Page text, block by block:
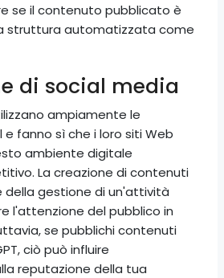
se il contenuto pubblicato è
struttura automatizzata come
di social media
ampiamente le
fanno sì che i loro siti Web
ambiente digitale
La creazione di contenuti
gestione di un'attività
l'attenzione del pubblico in
se pubblichi contenuti
ciò può influire
reputazione della tua